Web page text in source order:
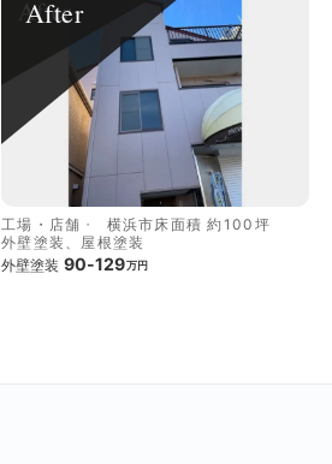
After
工場・店舗 横浜市床面積 約100坪
外壁塗装、屋根塗装
外壁塗装 90-129万円